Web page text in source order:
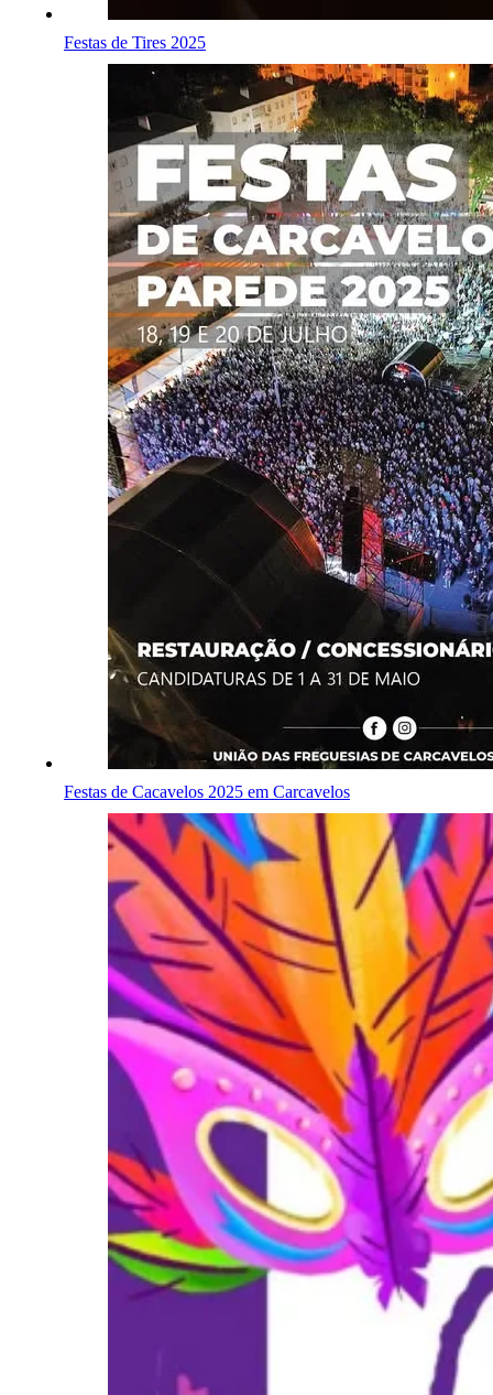
Festas de Tires 2025
Festas de Cacavelos 2025 em Carcavelos